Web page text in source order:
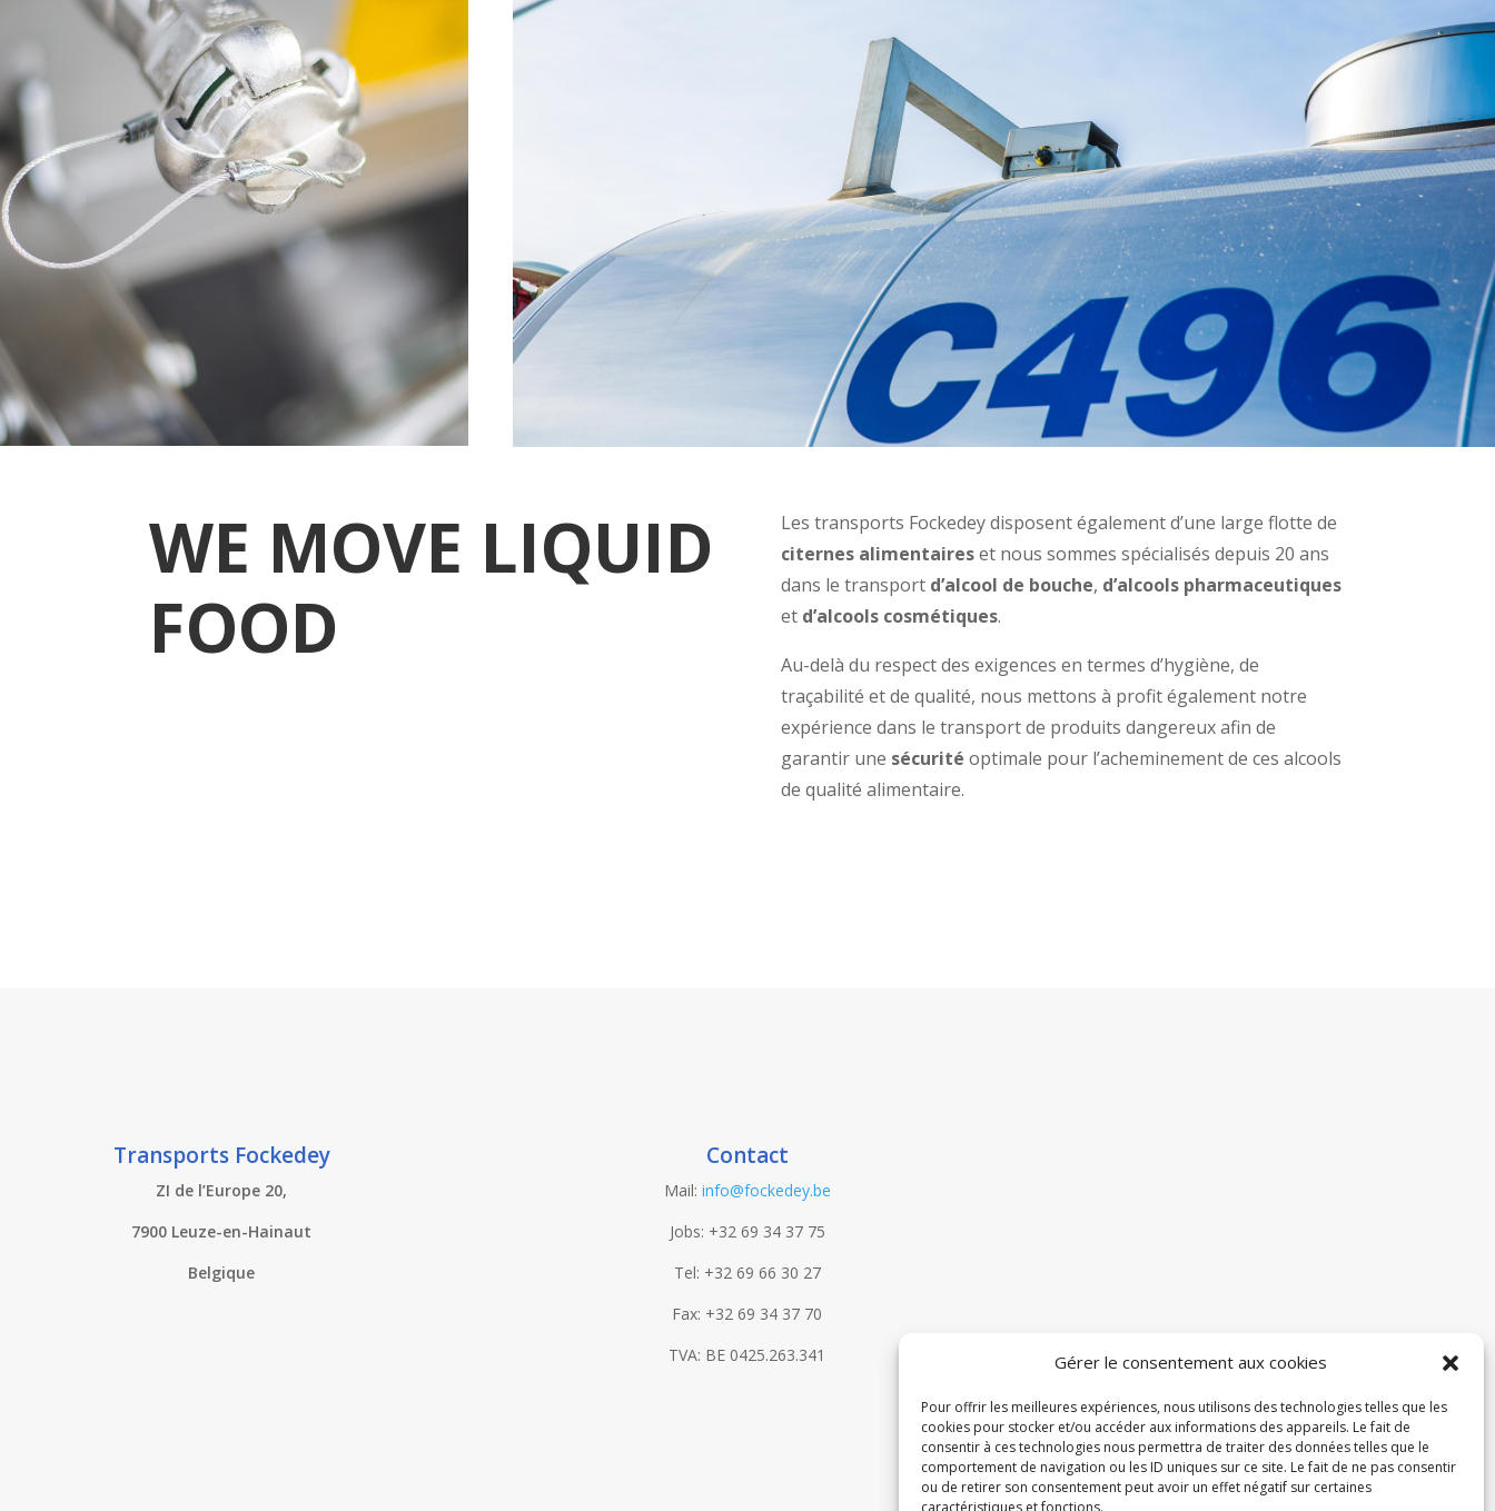
Gérer le consentement aux cookies
Pour offrir les meilleures expériences, nous utilisons des technologies telles que les
cookies pour stocker et/ou accéder aux informations des appareils. Le fait de
consentir à ces technologies nous permettra de traiter des données telles que le
comportement de navigation ou les ID uniques sur ce site. Le fait de ne pas consentir
ou de retirer son consentement peut avoir un effet négatif sur certaines
caractéristiques et fonctions.
WE MOVE LIQUID
FOOD
Les transports Fockedey disposent également d’une large flotte de
citernes alimentaireset nous sommes spécialisés depuis 20 ans
dans le transport d’alcool de bouche, d’alcools pharmaceutiques
et d’alcools cosmétiques.
Au-delà du respect des exigences en termes d’hygiène, de
traçabilité et de qualité, nous mettons à profit également notre
expérience dans le transport de produits dangereux afin de
garantir une sécurité optimale pour l’acheminement de ces alcools
de qualité alimentaire.
Transports Fockedey
ZI de l’Europe 20,
7900 Leuze-en-Hainaut
Belgique
Contact
Mail: info@fockedey.be
Jobs: +32 69 34 37 75
Tel: +32 69 66 30 27
Fax: +32 69 34 37 70
TVA: BE 0425.263.341